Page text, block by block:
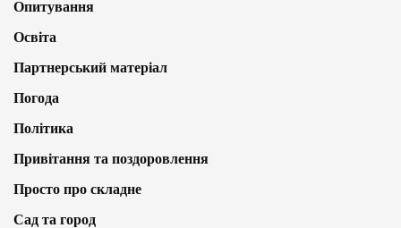
Опитування
Освіта
Партнерський матеріал
Погода
Політика
Привітання та поздоровлення
Просто про складне
Сад та город